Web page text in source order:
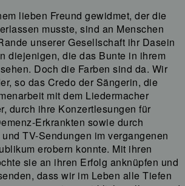
lieben Freund gewidmet, der die
musste, sind an Menschen
unserer Gesellschaft ihr Dasein
diejenigen, die das Bunte in ihrem
Doch die Farben sind da. Wir
so das Credo der Sängerin, die
mit dem Liedermacher
durch ihre Konzertlesungen für
Erkrankten sowie durch
TV-Sendungen im vergangenen
erobern konnte. Mit ihren
sie an ihren Erfolg anknüpfen und
dass wir im Leben alle Tiefen